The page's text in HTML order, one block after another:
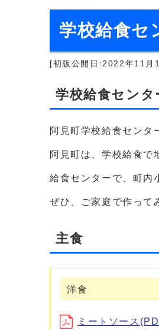
学校給食セ
[初版公開日:2022年11月
学校給食セン
阿見町学校給食センタ
阿見町は、学校給食で
給食センターで、町内
ぜひ、ご家庭で作って
主食
洋食
ミートソース